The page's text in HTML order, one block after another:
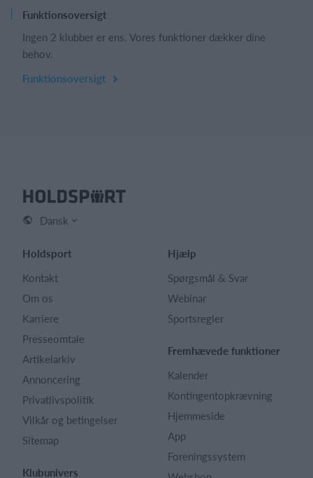
Funktionsoversigt
Ingen 2 klubber er ens. Vores funktioner dækker dine
behov.
Funktionsoversigt
Dansk
Holdsport
Kontakt
Om os
Karriere
Presseomtale
Artikelarkiv
Annoncering
Privatlivspolitik
Vilkår og betingelser
Sitemap
Klubunivers
Hjælp
Spørgsmål & Svar
Webinar
Sportsregler
Fremhævede funktioner
Kalender
Kontingentopkrævning
Hjemmeside
App
Foreningssystem